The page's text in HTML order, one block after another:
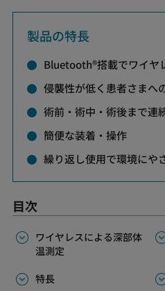
製品の特長
Bluetooth®搭載でワイヤ
侵襲性が低く患者さまへ
術前・術中・術後まで連
簡便な装着・操作
繰り返し使用で環境にや
目次
ワイヤレスによる深部体
温測定
特長